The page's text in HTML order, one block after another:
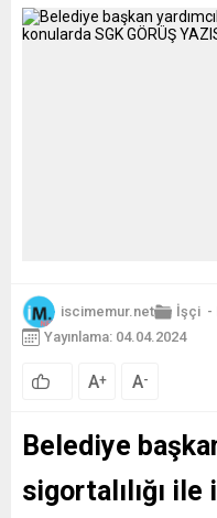
iscimemur.net İşçi -
Yayınlama: 04.04.2024
A+ A-
Belediye
sigortalılığı